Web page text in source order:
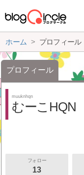
ホーム プロフィール
プロフィール
muuknhqn
むーこHQN
フォロー
13